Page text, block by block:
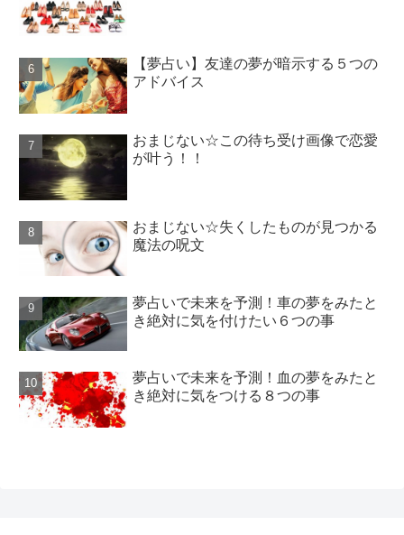
【夢占い】友達の夢が暗示する５つの
アドバイス
おまじない☆この待ち受け画像で恋愛
が叶う！！
おまじない☆失くしたものが見つかる
魔法の呪文
夢占いで未来を予測！車の夢をみたと
き絶対に気を付けたい６つの事
夢占いで未来を予測！血の夢をみたと
き絶対に気をつける８つの事